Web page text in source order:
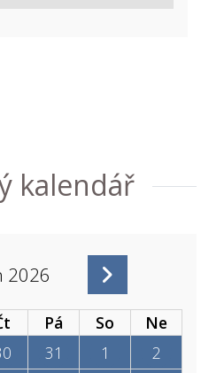
kalendář
2026
Pá So
Ne
31 1 2